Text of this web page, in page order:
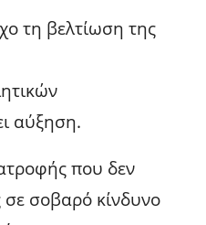
τη βελτίωση της
αύξηση.
που δεν
σοβαρό κίνδυνο